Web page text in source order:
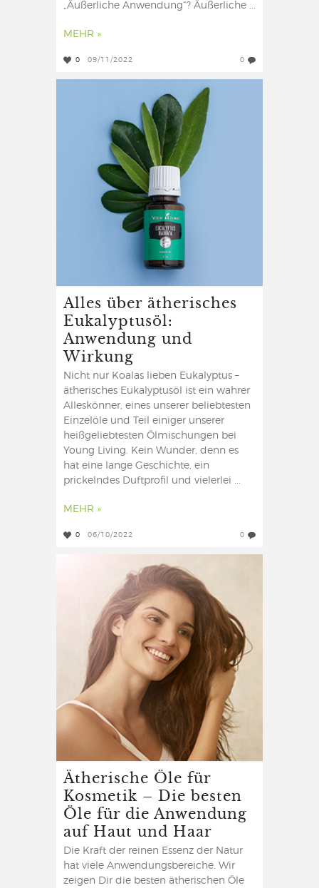
„Äußerliche Anwendung“? Äußerliche ...
MEHR »
0 09/11/2022 0
Alles über ätherisches
Eukalyptusöl:
Anwendung und
Wirkung
Nicht nur Koalas lieben Eukalyptus –
ätherisches Eukalyptusöl ist ein wahrer
Alleskönner, eines unserer beliebtesten
Einzelöle und Teil einiger unserer
heißgeliebtesten Ölmischungen bei
Young Living. Kein Wunder, denn es
hat eine lange Geschichte, ein
prickelndes Duftprofil und vielerlei ...
MEHR »
0 06/10/2022 0
Ätherische Öle für
Kosmetik – Die besten
Öle für die Anwendung
auf Haut und Haar
Die Kraft der reinen Essenz der Natur
hat viele Anwendungsbereiche. Wir
zeigen Dir die besten ätherischen Öle